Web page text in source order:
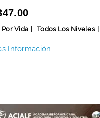
Por Vida Todos Los Niveles
Información